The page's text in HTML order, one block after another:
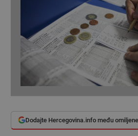
Dodajte Hercegovina.info među